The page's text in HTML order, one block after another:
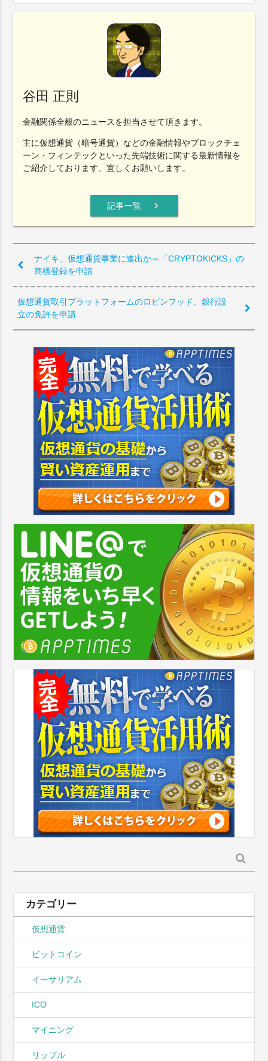
谷田 正則
金融関係全般のニュースを担当させて頂きます。
主に仮想通貨（暗号通貨）などの金融情報やブロックチェ
ーン・フィンテックといった先端技術に関する最新情報を
ご紹介しております。宜しくお願いします。
記事一覧 chevron_right
ナイキ、仮想通貨事業に進出か～「CRYPTOKICKS」の
商標登録を申請
仮想通貨取引プラットフォームのロビンフッド、銀行設
立の免許を申請
索:
カテゴリー
仮想通貨
ビットコイン
イーサリアム
ICO
マイニング
リップル